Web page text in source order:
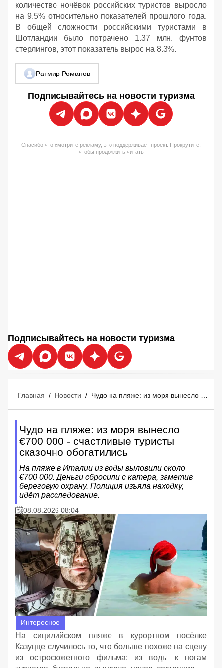
количество ночёвок российских туристов выросло
на 9.5% относительно показателей прошлого года.
В общей сложности российскими туристами в
Шотландии было потрачено 1.37 млн. фунтов
стерлингов, этот показатель вырос на 8.3%.
Ратмир Романов
Подписывайтесь на новости туризма
Спасибо что смотрите рекламу, это поддерживает проект. Прокрутите,
чтобы продолжить читать
Подписывайтесь на новости туризма
Главная / Новости /
Чудо на пляже: из моря вынесло
€700 000 - счастливые туристы
сказочно обогатились
На пляже в Италии из воды выловили около
€700 000. Деньги сбросили с катера, заметив
береговую охрану. Полиция изъяла находку,
идёт расследование.
08.08.2026 08:04
Интересное
На сицилийском пляже в курортном посёлке
Казуцце случилось то, что больше похоже на сцену
из остросюжетного фильма: из воды к ногам